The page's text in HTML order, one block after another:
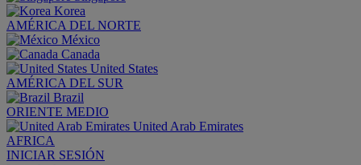
Korea
AMÉRICA DEL NORTE
México
Canada
United States
AMÉRICA DEL SUR
Brazil
ORIENTE MEDIO
United Arab Emirates
AFRICA
INICIAR SESIÓN